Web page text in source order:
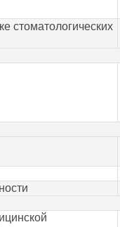
стоматологических